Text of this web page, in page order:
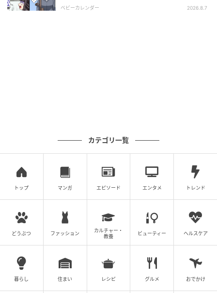
藤花
あんバターサンドは思っていた通りの可愛らしい見た
目。
少し食べにくいかもと思いながら、ひとくち。
サクサクのトーストにバターの香りがたまりません。
上品な甘みの粒あんとバターの塩味がベストマッチ、
ベビーカレンダー 2026.8.7
カテゴリ一覧
トップ マンガ エピソード エンタメ トレンド
どうぶつ ファッション
カルチャー・
教養
ビューティー ヘルスケア
暮らし 住まい レシピ グルメ おでかけ